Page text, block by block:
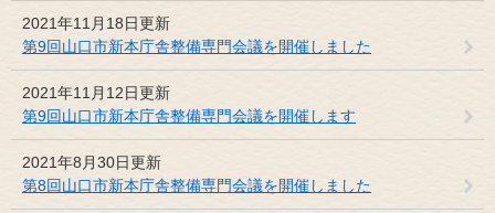
2021年11月18日更新
第9回山口市新本庁舎整備専門会議を開催しました
2021年11月12日更新
第9回山口市新本庁舎整備専門会議を開催します
2021年8月30日更新
第8回山口市新本庁舎整備専門会議を開催しました